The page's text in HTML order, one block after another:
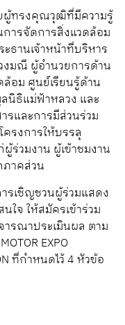
ผู้ทรงคุณวุฒิที่มีความรู้
ารจัดการสิ่งแวดล้อม
ธานเจ้าหน้าที่บริหาร
งมณี ผู้อำนวยการด้าน
อม ศูนย์เรียนรู้ด้าน
นิธิแม่ฟ้าหลวง และ
และการมีส่วนร่วม
ครงการให้บรรลุ
ร่วมงาน ผู้เข้าชมงาน
าคส่วน
รเชิญชวนผู้ร่วมแสดง
ใจ ให้สมัครเข้าร่วม
รณาประเมินผล ตาม
EXPO
ที่กำหนดไว้ 4 หัวข้อ